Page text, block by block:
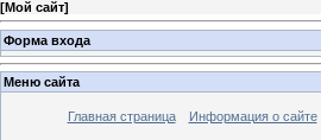
[Мой сайт]
Форма входа
Меню сайта
Главная страница Информация о сайте